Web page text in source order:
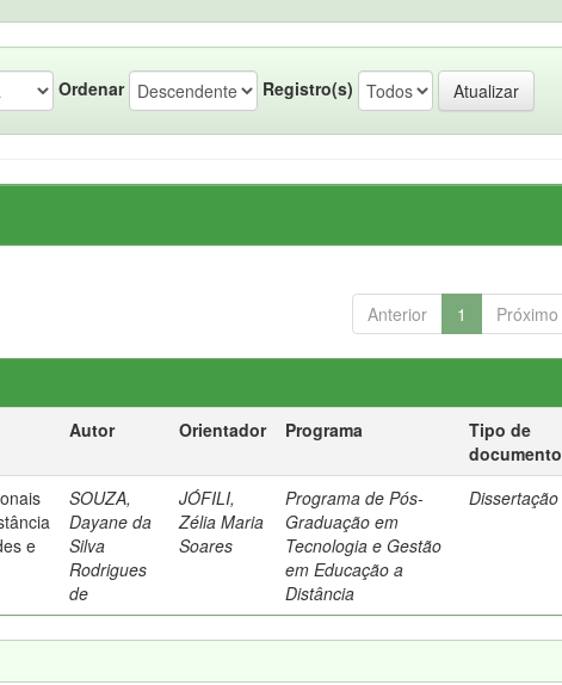
Ordenar Registro(s)
Anterior 1 Próximo
Autor Orientador Programa
Tipo de
documento
e
SOUZA,
Dayane da
Silva
Rodrigues
de
JÓFILI,
Zélia Maria
Soares
Programa de Pós-
Graduação em
Tecnologia e Gestão
em Educação a
Distância
Dissertação